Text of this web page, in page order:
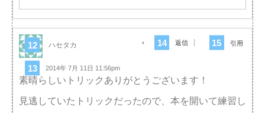
ハセタカ
2014年 7月 11日 11:56pm
返信 引用
素晴らしいトリックありがとうございます！
見逃していたトリックだったので、本を開いて練習し